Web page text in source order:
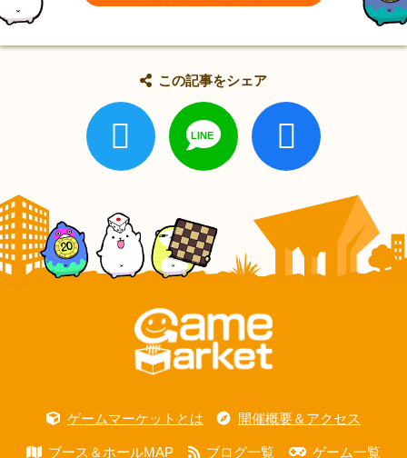
この記事をシェア
ゲームマーケットとは 開催概要＆アクセス
ブース＆ホールMAP ブログ一覧 ゲーム一覧